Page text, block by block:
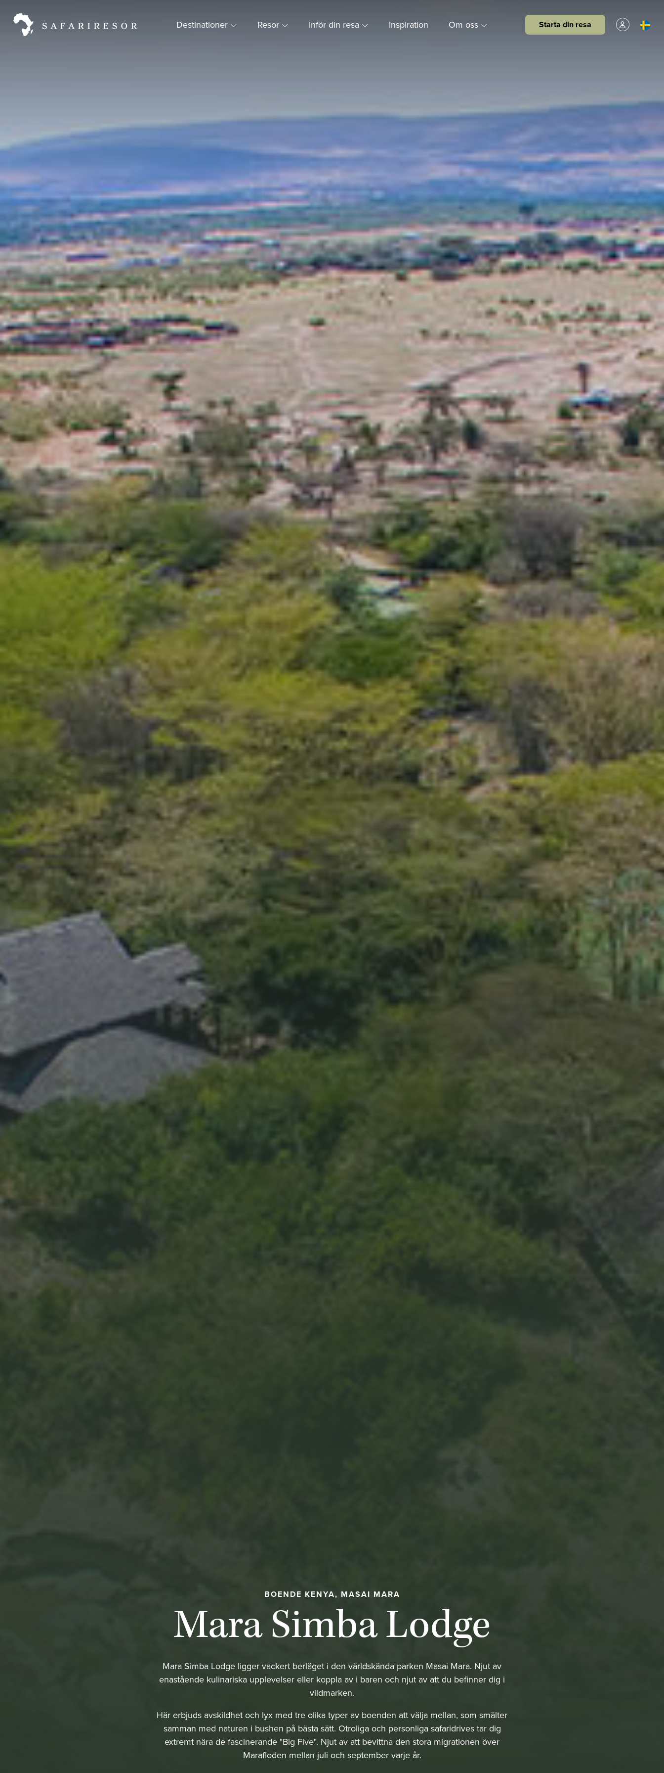
Destinationer Resor Inför din resa Inspiration Om oss Starta din resa
BOENDE KENYA, MASAI MARA
Mara Simba Lodge
Mara Simba Lodge ligger vackert berläget i den världskända parken Masai Mara. Njut av
enastående kulinariska upplevelser eller koppla av i baren och njut av att du befinner dig i
vildmarken.
Här erbjuds avskildhet och lyx med tre olika typer av boenden att välja mellan, som smälter
samman med naturen i bushen på bästa sätt. Otroliga och personliga safaridrives tar dig
extremt nära de fascinerande "Big Five". Njut av att bevittna den stora migrationen över
Marafloden mellan juli och september varje år.